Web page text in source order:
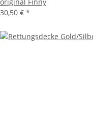
30,50 € *